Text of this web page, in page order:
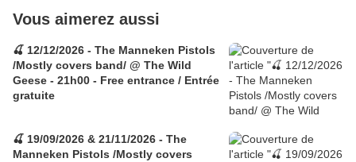
Vous aimerez aussi
🍒 12/12/2026 - The Manneken Pistols
/Mostly covers band/ @ The Wild
Geese - 21h00 - Free entrance / Entrée
gratuite
🍒 19/09/2026 & 21/11/2026 - The
Manneken Pistols /Mostly covers